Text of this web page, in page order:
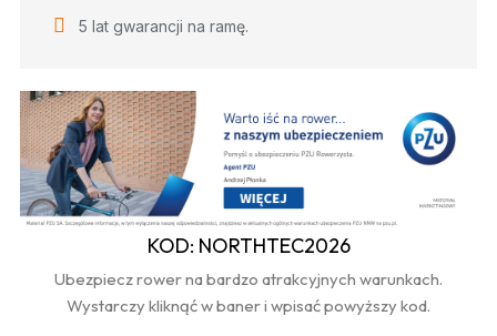
5 lat gwarancji na ramę.
KOD: NORTHTEC2026
Ubezpiecz rower na bardzo atrakcyjnych warunkach.
Wystarczy kliknąć w baner i wpisać powyższy kod.